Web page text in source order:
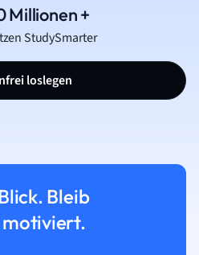
Millionen +
StudySmarter
loslegen
Bleib